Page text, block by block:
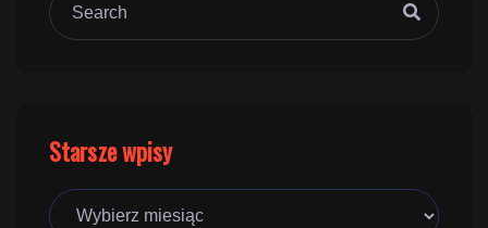
Starsze wpisyStarsze